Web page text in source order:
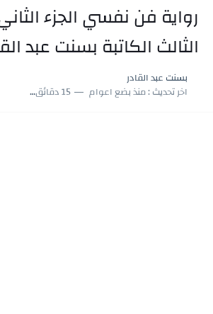
رواية فن نفسي الجزء
الثالث الكاتبة بسنت عبد
بسنت عبد القادر
اخر تحديث :منذ بضع اعوام 15 دقائق للقراءة